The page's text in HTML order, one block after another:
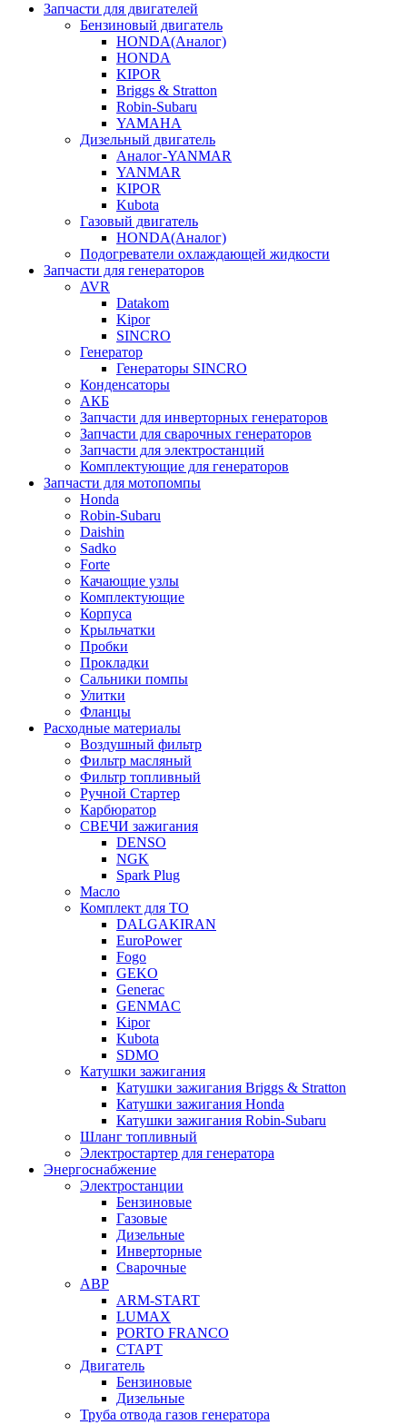
Запчасти для двигателей
Бензиновый двигатель
HONDA(Aналог)
HONDA
KIPOR
Briggs & Stratton
Robin-Subaru
YAMAHA
Дизельный двигатель
Аналог-YANMAR
YANMAR
KIPOR
Kubota
Газовый двигатель
HONDA(Aналог)
Подогреватели охлаждающей жидкости
Запчасти для генераторов
AVR
Datakom
Kipor
SINCRO
Генератор
Генераторы SINCRO
Конденсаторы
АКБ
Запчасти для инверторных генераторов
Запчасти для сварочных генераторов
Запчасти для электростанций
Комплектующие для генераторов
Запчасти для мотопомпы
Honda
Robin-Subaru
Daishin
Sadko
Forte
Качающие узлы
Комплектующие
Корпуса
Крыльчатки
Пробки
Прокладки
Сальники помпы
Улитки
Фланцы
Расходные материалы
Воздушный фильтр
Фильтр масляный
Фильтр топливный
Ручной Стартер
Карбюратор
СВЕЧИ зажигания
DENSO
NGK
Spark Plug
Масло
Комплект для ТО
DALGAKIRAN
EuroPower
Fogo
GEKO
Generac
GENMAC
Kipor
Kubota
SDMO
Катушки зажигания
Катушки зажигания Briggs & Stratton
Катушки зажигания Honda
Катушки зажигания Robin-Subaru
Шланг топливный
Электростартер для генератора
Энергоснабжение
Электростанции
Бензиновые
Газовые
Дизельные
Инверторные
Сварочные
АВР
ARM-START
LUMAX
PORTO FRANCO
СТАРТ
Двигатель
Бензиновые
Дизельные
Труба отвода газов генератора